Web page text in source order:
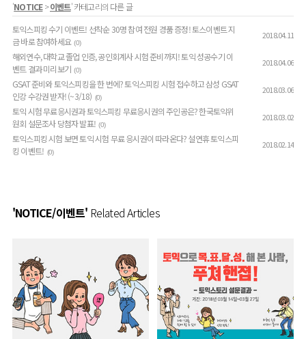
'NOTICE>이벤트' 카테고리의 다른 글
토익스피킹 수기 이벤트! 선착순 30명 참여 전원 경품 증정! 토스이벤트 지
금 바로 참여하세요 (0)
2018.04.11
해외연수, 대학교 졸업 인증, 공인회계사 시험 준비까지! 토익 성공수기 이
벤트 결과 미리보기 (0)
2018.04.06
GSAT 준비와 토익스피킹을 한 번에? 토익스피킹 시험 접수하고 삼성 GSAT
인강 수강권 받자! (~3/18) (0)
2018.03.06
토익 시험 무료응시권과 토익스피킹 무료응시권의 주인공은? 한국토익위
원회 설문조사 당첨자 발표! (0)
2018.03.02
토익스피킹 시험 보면 토익 시험 무료 응시권이 따라온다? 설연휴 토익스피
킹 이벤트! (0)
2018.02.14
'NOTICE/이벤트' Related Articles